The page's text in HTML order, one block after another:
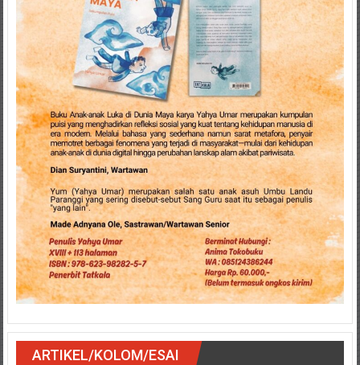
ARTIKEL/KOLOM/ESAI